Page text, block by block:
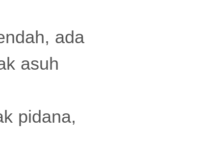
ada
asuh
pidana,